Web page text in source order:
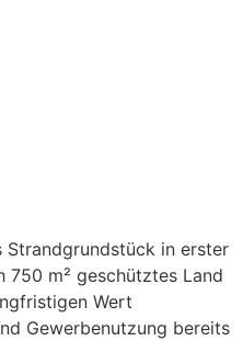
in erster
750 m² geschütztes Land
Wert
Gewerbenutzung bereits